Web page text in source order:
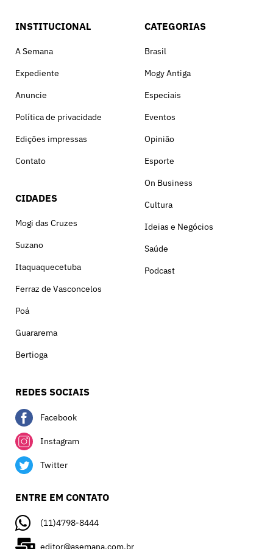
INSTITUCIONAL
A Semana
Expediente
Anuncie
Política de privacidade
Edições impressas
Contato
CIDADES
Mogi das Cruzes
Suzano
Itaquaquecetuba
Ferraz de Vasconcelos
Poá
Guararema
Bertioga
CATEGORIAS
Brasil
Mogy Antiga
Especiais
Eventos
Opinião
Esporte
On Business
Cultura
Ideias e Negócios
Saúde
Podcast
REDES SOCIAIS
Facebook
Instagram
Twitter
ENTRE EM CONTATO
(11)4798-8444
editor@asemana.com.br